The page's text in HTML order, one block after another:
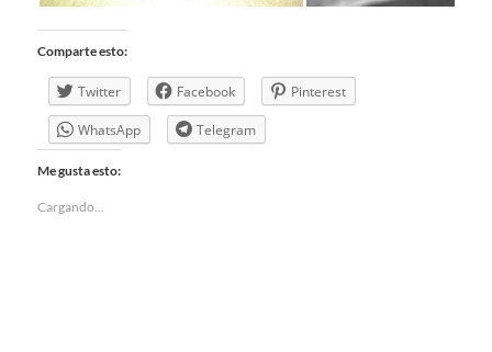
Comparte esto:
Twitter Facebook Pinterest
WhatsApp Telegram
Me gusta esto:
Cargando...